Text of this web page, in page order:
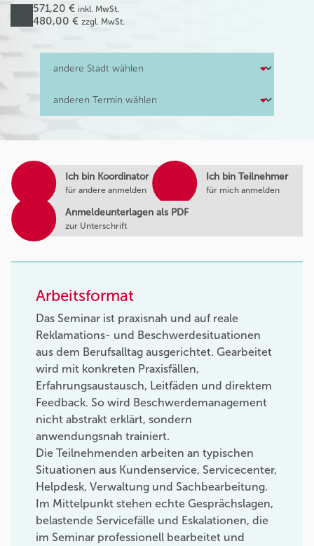
571,20 € inkl. MwSt.
480,00 € zzgl. MwSt.
Arbeitsformat
Das Seminar ist praxisnah und auf reale
Reklamations- und Beschwerdesituationen
aus dem Berufsalltag ausgerichtet. Gearbeitet
wird mit konkreten Praxisfällen,
Erfahrungsaustausch, Leitfäden und direktem
Feedback. So wird Beschwerdemanagement
nicht abstrakt erklärt, sondern
anwendungsnah trainiert.
Die Teilnehmenden arbeiten an typischen
Situationen aus Kundenservice, Servicecenter,
Helpdesk, Verwaltung und Sachbearbeitung.
Im Mittelpunkt stehen echte Gesprächslagen,
belastende Servicefälle und Eskalationen, die
im Seminar professionell bearbeitet und
Ich bin Koordinator
für andere anmelden
Ich bin Teilnehmer
für mich anmelden
Anmeldeunterlagen als PDF
zur Unterschrift